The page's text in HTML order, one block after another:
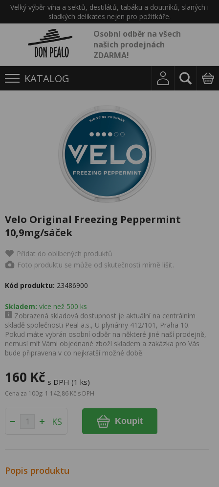
Velký výběr vína a sektů, destilátů, tabáku a doutníků, slaných i
sladkých delikates nejen pro požitkáře.
Osobní odběr na všech
našich prodejnách
ZDARMA!
KATALOG
Velo Original Freezing Peppermint
10,9mg/sáček
Přidat do oblíbených produktů
Foto produktu se může od skutečnosti mírně lišit.
Kód produktu: 23486900
Skladem: více než 500 ks
Zobrazená skladová dostupnost je aktuální na centrálním
skladě společnosti Peal a.s., U plynárny 412/101, Praha 10.
Pokud máte vybrán osobní odběr na některé jiné naší prodejně,
nemusí mít Vámi objednané zboží skladem a zakázka pro Vás
bude připravena v co nejkratší možné době.
160 Kč s DPH (1 ks)
Cena za 100g: 1 142,86 Kč s DPH
KS Koupit
Popis produktu